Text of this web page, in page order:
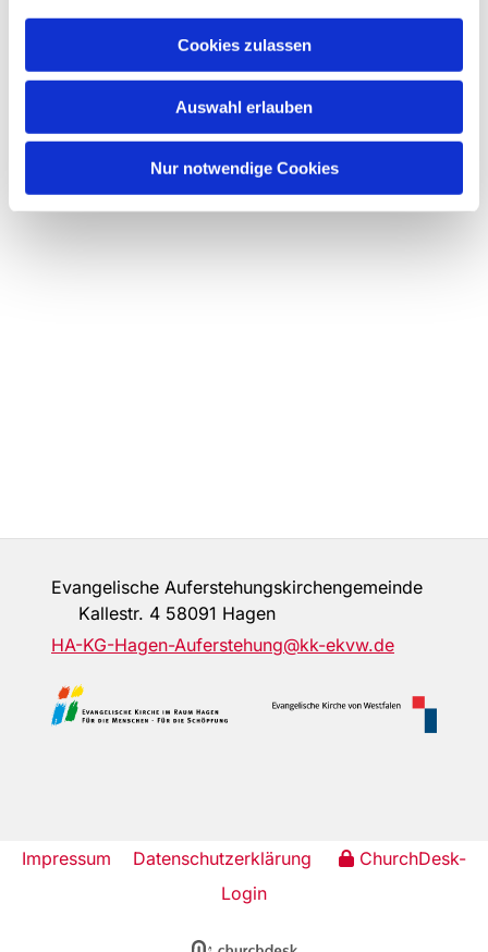
Cookies zulassen
Auswahl erlauben
Nur notwendige Cookies
Evangelische Auferstehungskirchengemeinde
Kallestr. 4 58091 Hagen
HA-KG-Hagen-Auferstehung@kk-ekvw.de
Impressum Datenschutzerklärung
ChurchDesk-
Login